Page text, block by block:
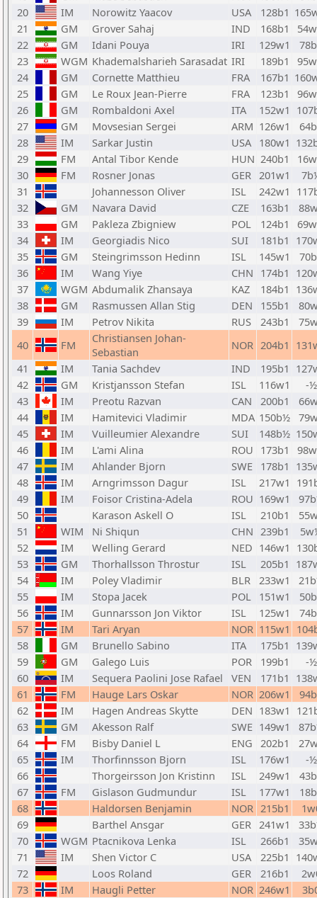
20
IM Norowitz Yaacov USA 128b1
21
GM Grover Sahaj IND 168b1
22
GM Idani Pouya IRI 129w1
23
WGM Khademalsharieh Sarasadat IRI 189b1
24
GM Cornette Matthieu FRA 167b1
25
GM Le Roux Jean-Pierre FRA 123b1
26
GM Rombaldoni Axel ITA 152w1
27
GM Movsesian Sergei ARM 126w1
28
IM Sarkar Justin USA 180w1
29
FM Antal Tibor Kende HUN 240b1
30
FM Rosner Jonas GER 201w1
31
Johannesson Oliver ISL 242w1
32
GM Navara David CZE 163b1
33
GM Pakleza Zbigniew POL 124b1
34
IM Georgiadis Nico SUI 181b1
35
GM Steingrimsson Hedinn ISL 145w1
36
IM Wang Yiye CHN 174b1
37
WGM Abdumalik Zhansaya KAZ 184b1
38
GM Rasmussen Allan Stig DEN 155b1
39
IM Petrov Nikita RUS 243b1
40
FM
Christiansen Johan-
Sebastian
NOR 204b1
41
IM Tania Sachdev IND 195b1
42
GM Kristjansson Stefan ISL 116w1
-½
43
IM Preotu Razvan CAN 200b1
44
IM Hamitevici Vladimir MDA 150b½
45
IM Vuilleumier Alexandre SUI 148b½
46
IM L'ami Alina ROU 173b1
47
IM Ahlander Bjorn SWE 178b1
48
IM Arngrimsson Dagur ISL 217w1
49
IM Foisor Cristina-Adela ROU 169w1
50
Karason Askell O ISL 210b1
51
WIM Ni Shiqun CHN 239b1
52
IM Welling Gerard NED 146w1
53
GM Thorhallsson Throstur ISL 205b1
54
IM Poley Vladimir BLR 233w1
55
IM Stopa Jacek POL 151w1
56
IM Gunnarsson Jon Viktor ISL 125w1
57
IM Tari Aryan NOR 115w1
58
GM Brunello Sabino ITA 175b1
59
GM Galego Luis POR 199b1
-½
60
IM Sequera Paolini Jose Rafael VEN 171b1
61
FM Hauge Lars Oskar NOR 206w1
62
IM Hagen Andreas Skytte DEN 183w1
63
GM Akesson Ralf SWE 149w1
64
FM Bisby Daniel L ENG 202b1
65
IM Thorfinnsson Bjorn ISL 176w1
-½
66
Thorgeirsson Jon Kristinn ISL 249w1
67
FM Gislason Gudmundur ISL 177w1
68
Haldorsen Benjamin NOR 215b1
69
Barthel Ansgar GER 241w1
70
WGM Ptacnikova Lenka ISL 266b1
71
IM Shen Victor C USA 225b1
72
Loos Roland GER 216b1
73
IM Haugli Petter NOR 246w1